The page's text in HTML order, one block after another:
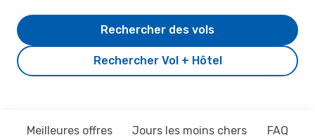
Rechercher Vol + Hôtel
Rechercher des vols
Meilleures offres Jours les moins chers FAQ